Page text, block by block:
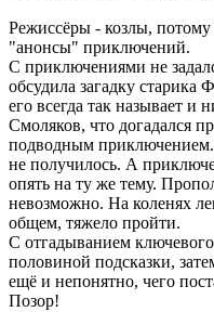
Режиссёры - козлы,
"анонсы" приключений.
С приключениями не
обсудила загадку старика
его всегда так называет и
Смоляков, что догадался
подводным
не получилось. А
опять на ту же тему.
невозможно. На коленях
общем, тяжело пройти.
С отгадыванием
половиной подсказки,
ещё и непонятно, чего
Позор!